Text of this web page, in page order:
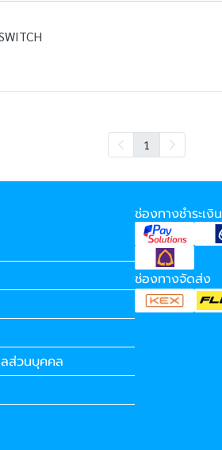
1
ลส่วนบุคคล
ช่องทางชำระเงิน
ช่องทางจัดส่ง